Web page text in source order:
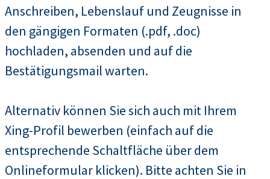
Anschreiben, Lebenslauf und Zeugnisse in
den gängigen Formaten (.pdf, .doc)
hochladen, absenden und auf die
Bestätigungsmail warten.
Alternativ können Sie sich auch mit Ihrem
Xing-Profil bewerben (einfach auf die
entsprechende Schaltfläche über dem
Onlineformular klicken). Bitte achten Sie in